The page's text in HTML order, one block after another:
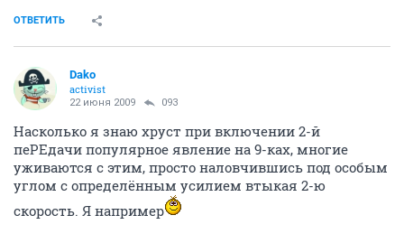
ОТВЕТИТЬ
Dako
activist
22 июня 2009 093
Насколько я знаю хруст при включении 2-й
пеРЕдачи популярное явление на 9-ках, многие
уживаются с этим, просто наловчившись под особым
углом с определённым усилием втыкая 2-ю
скорость. Я например